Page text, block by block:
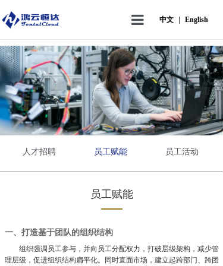
首页
关于我们
数字能源
数据中心
中文 English
人才招聘 员工赋能 员工活动
员工赋能
组织强调员工参与，并向员工分配权力，打破层级架构，减少管
理层级，促进组织结构扁平化。同时直面市场，建立起跨部门、跨团
一、打造基于团队的组织结构